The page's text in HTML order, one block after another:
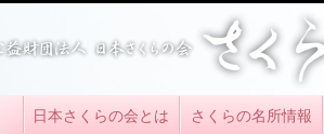
日本さくらの会とは さくらの名所情報